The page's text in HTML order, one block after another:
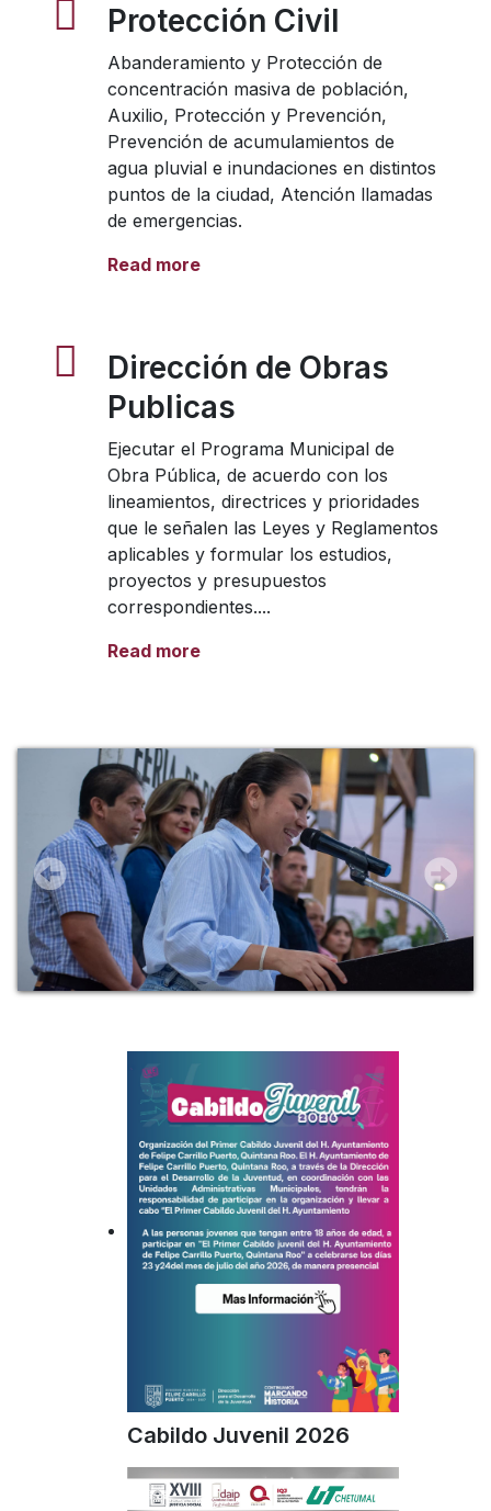
Protección Civil
Abanderamiento y Protección de
concentración masiva de población,
Auxilio, Protección y Prevención,
Prevención de acumulamientos de
agua pluvial e inundaciones en distintos
puntos de la ciudad, Atención llamadas
de emergencias.
Read more
Dirección de Obras
Publicas
Ejecutar el Programa Municipal de
Obra Pública, de acuerdo con los
lineamientos, directrices y prioridades
que le señalen las Leyes y Reglamentos
aplicables y formular los estudios,
proyectos y presupuestos
correspondientes....
Read more
Cabildo Juvenil 2026